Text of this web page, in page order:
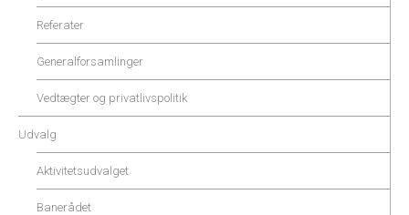
Referater
Generalforsamlinger
Vedtægter og privatlivspolitik
Udvalg
Aktivitetsudvalget
Banerådet